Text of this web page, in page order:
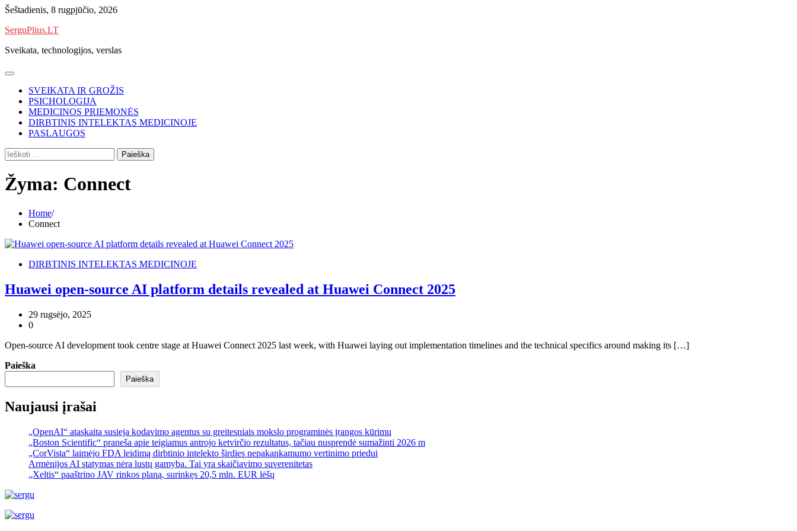
Skip
content
Šeštadienis, 8 rugpjūčio, 2026
SerguPlius.LT
Sveikata, technologijos, verslas
SVEIKATA IR GROŽIS
PSICHOLOGIJA
MEDICINOS PRIEMONĖS
DIRBTINIS INTELEKTAS MEDICINOJE
PASLAUGOS
Ieškoti:
Žyma: Connect
Home
Connect
DIRBTINIS INTELEKTAS MEDICINOJE
Huawei open-source AI platform details revealed at Huawei Connect 2025
29 rugsėjo, 2025
0
Open-source AI development took centre stage at Huawei Connect 2025 last week, with Huawei laying out implementation timelines and the technical specifics around making its […]
Paieška
Paieška
Naujausi įrašai
„OpenAI“ ataskaita susieja kodavimo agentus su greitesniais mokslo programinės įrangos kūrimu
„Boston Scientific“ praneša apie teigiamus antrojo ketvirčio rezultatus, tačiau nusprendė sumažinti 2026 m
„CorVista“ laimėjo FDA leidimą dirbtinio intelekto širdies nepakankamumo vertinimo priedui
Armėnijos AI statymas nėra lustų gamyba. Tai yra skaičiavimo suverenitetas
„Xeltis“ paaštrino JAV rinkos planą, surinkęs 20,5 mln. EUR lėšų